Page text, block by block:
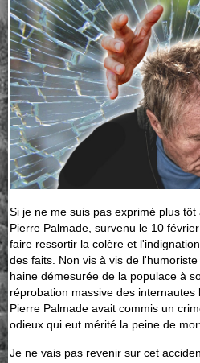
Si je ne me suis pas exprimé plus
Pierre Palmade, survenu le 10
faire ressortir la colère et
des faits. Non vis à vis de
haine démesurée de la populace à
réprobation massive des
Pierre Palmade avait commis un
odieux qui eut mérité la peine de
Je ne vais pas revenir sur cet